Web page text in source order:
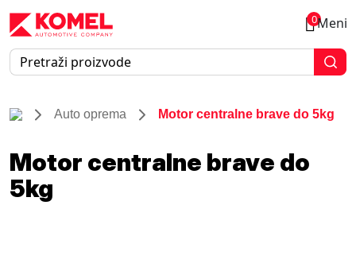
0Meni
Auto oprema Motor centralne brave do 5kg
Motor centralne brave do
5kg